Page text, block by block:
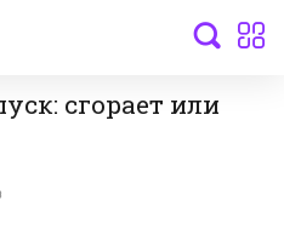
сгорает или